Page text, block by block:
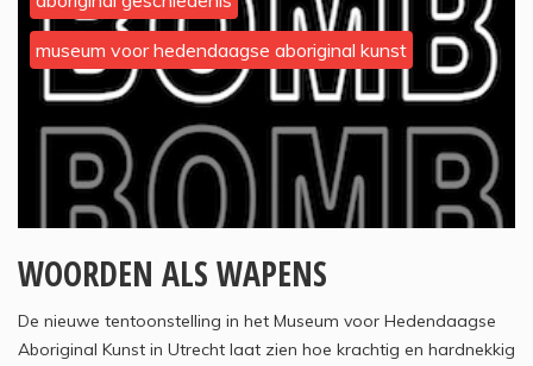
museum voor hedendaagse aboriginal kunst
WOORDEN ALS WAPENS
De nieuwe tentoonstelling in het Museum voor Hedendaagse
Aboriginal Kunst in Utrecht laat zien hoe krachtig en hardnekkig